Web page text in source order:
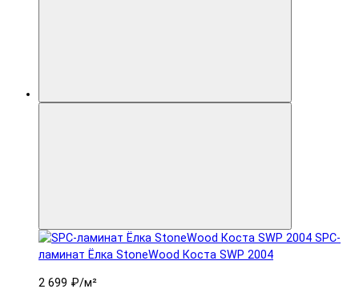
SPC-
ламинат Ëлка StoneWood Коста SWP 2004
2 699 ₽/м²